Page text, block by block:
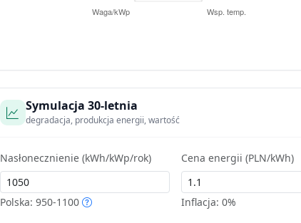
Symulacja 30-letnia
degradacja, produkcja energii, wartość
Nasłonecznienie (kWh/kWp/rok)
Polska: 950-1100
Cena energii (PLN/kWh)
Inflacja:0%